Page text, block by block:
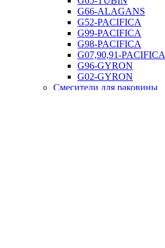
G66-ALAGANS
G52-PACIFICA
G99-PACIFICA
G98-PACIFICA
G07,90,91-PACIFICA
G96-GYRON
G02-GYRON
Смесители для раковины